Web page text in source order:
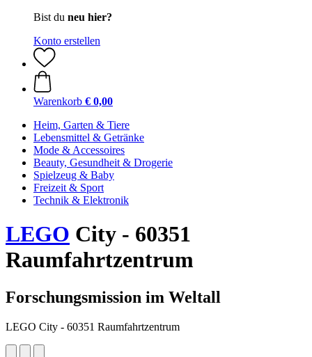
Bist du neu hier?
Konto erstellen
Warenkorb € 0,00
Heim, Garten & Tiere
Lebensmittel & Getränke
Mode & Accessoires
Beauty, Gesundheit & Drogerie
Spielzeug & Baby
Freizeit & Sport
Technik & Elektronik
LEGO City - 60351
Raumfahrtzentrum
Forschungsmission im Weltall
LEGO City - 60351 Raumfahrtzentrum